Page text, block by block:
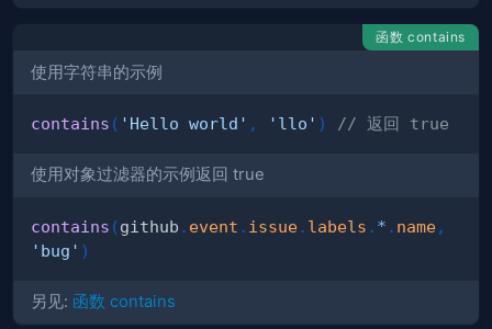
函数 contains
使用字符串的示例
contains ( 'Hello world' , 'llo' ) // 返回 true
使用对象过滤器的示例返回 true
contains (github . event . issue. labels . * . name,
'bug' )
另见: 函数 contains